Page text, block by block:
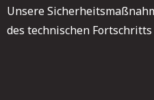
Unsere
des technischen